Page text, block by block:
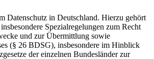
Datenschutz in Deutschland. Hierzu gehört
Spezialregelungen zum Recht
und zur Übermittlung sowie
(§ 26 BDSG), insbesondere im Hinblick
der einzelnen Bundesländer zur